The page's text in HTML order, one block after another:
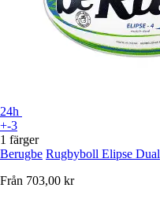
24h
+-3
1 färger
Berugbe Rugbyboll Elipse Dual
Från 703,00 kr